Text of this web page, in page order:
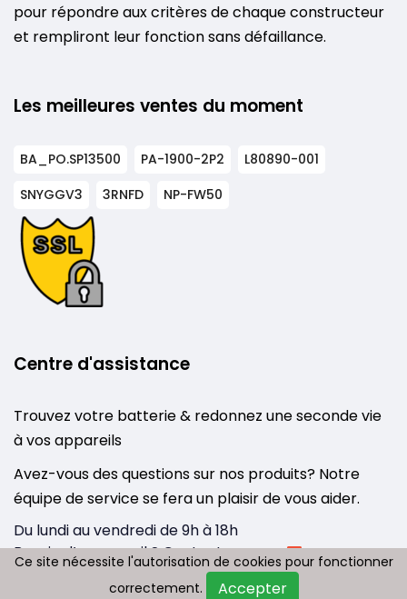
pour répondre aux critères de chaque constructeur
et rempliront leur fonction sans défaillance.
Les meilleures ventes du moment
BA_PO.SP13500 PA-1900-2P2
L80890-001
SNYGGV3
3RNFD NP-FW50
Centre d'assistance
Trouvez votre batterie & redonnez une seconde vie
à vos appareils
Avez-vous des questions sur nos produits? Notre
équipe de service se fera un plaisir de vous aider.
Du lundi au vendredi de 9h à 18h
Besoin d’un conseil ? Contactez-nous :
Ce site nécessite l'autorisation de cookies pour fonctionner
correctement.
Accepter
Ce site nécessite l'autorisation de cookies pour fonctionner
correctement.
Accepter